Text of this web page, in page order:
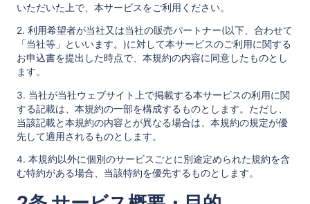
いただいた上で、本サービスをご利用ください。
2. 利用希望者が当社又は当社の販売パートナー(以下、合わせて
「当社等」といいます。)に対して本サービスのご利用に関する
お申込書を提出した時点で、本規約の内容に同意したものとし
ます。
3. 当社が当社ウェブサイト上で掲載する本サービスの利用に関
する記載は、本規約の一部を構成するものとします。ただし、
当該記載と本規約の内容とが異なる場合は、本規約の規定が優
先して適用されるものとします。
4. 本規約以外に個別のサービスごとに別途定められた規約を含
む特約がある場合、当該特約を優先するものとします。